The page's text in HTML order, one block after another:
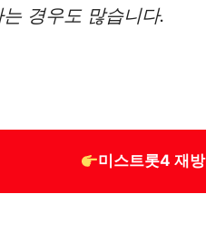
경우도 많습니다.
미스트롯4 재방